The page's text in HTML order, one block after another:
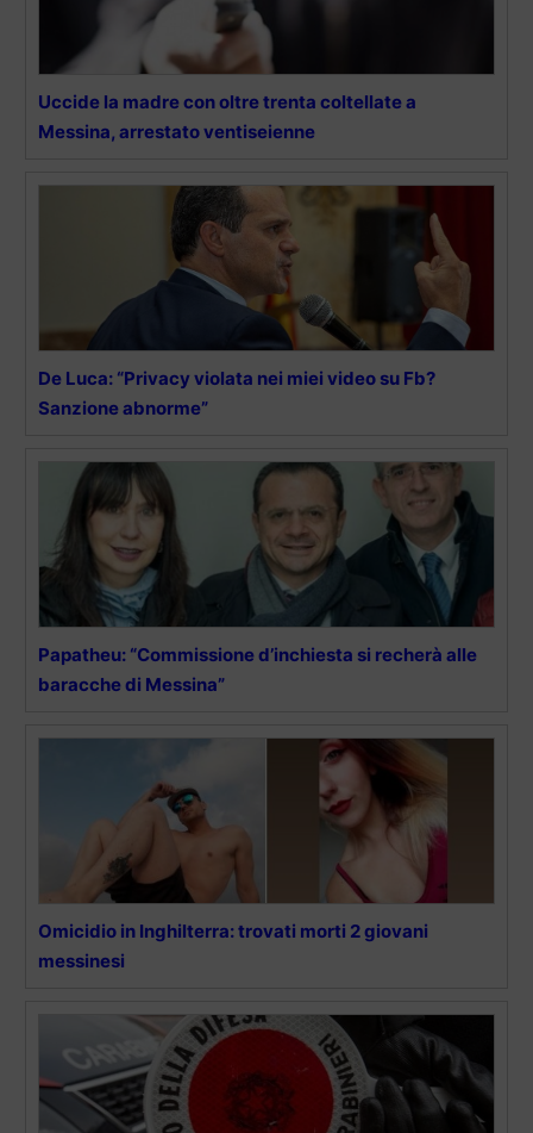
Uccide la madre con oltre trenta coltellate a
Messina, arrestato ventiseienne
De Luca: “Privacy violata nei miei video su Fb?
Sanzione abnorme”
Papatheu: “Commissione d’inchiesta si recherà alle
baracche di Messina”
Omicidio in Inghilterra: trovati morti 2 giovani
messinesi